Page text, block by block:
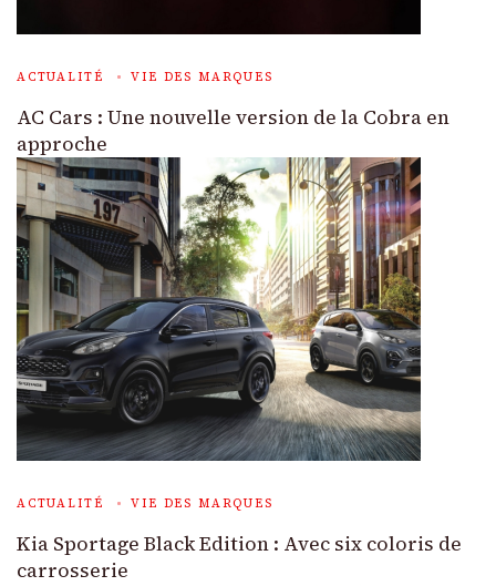
ACTUALITÉ VIE DES MARQUES
AC Cars : Une nouvelle version de la Cobra en
approche
ACTUALITÉ VIE DES MARQUES
Kia Sportage Black Edition : Avec six coloris de
carrosserie